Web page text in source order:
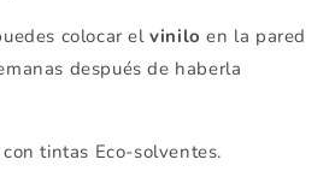
colocar elvinilo en la pared
después de haberla
tintas Eco-solventes.